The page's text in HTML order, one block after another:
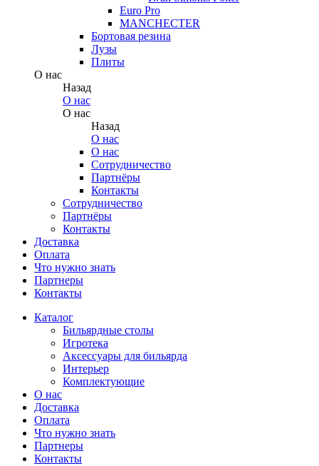
Euro Pro
MANCHECTER
Бортовая резина
Лузы
Плиты
О нас
Назад
О нас
О нас
Назад
О нас
О нас
Сотрудничество
Партнёры
Контакты
Сотрудничество
Партнёры
Контакты
Доставка
Оплата
Что нужно знать
Партнеры
Контакты
Каталог
Бильярдные столы
Игротека
Аксессуары для бильярда
Интерьер
Комплектующие
О нас
Доставка
Оплата
Что нужно знать
Партнеры
Контакты